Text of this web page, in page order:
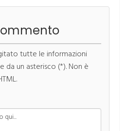
tutte le informazioni
da un asterisco (*). Non è